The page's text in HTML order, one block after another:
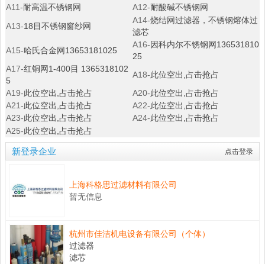
A11-耐高温不锈钢网 A12-耐酸碱不锈钢网
A13-18目不锈钢窗纱网
A14-烧结网过滤器，不锈钢熔体过
滤芯
A15-哈氏合金网13653181025
A16-因科内尔不锈钢网136531810
25
A17-红铜网1-400目 1365318102
5
A18-此位空出,占击抢占
A19-此位空出,占击抢占 A20-此位空出,占击抢占
A21-此位空出,占击抢占 A22-此位空出,占击抢占
A23-此位空出,占击抢占 A24-此位空出,占击抢占
A25-此位空出,占击抢占
点击登录
新登录企业
上海科格思过滤材料有限公司
暂无信息
杭州市佳洁机电设备有限公司（个体）
过滤器
滤芯